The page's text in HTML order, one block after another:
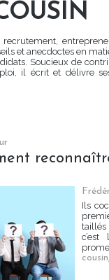
recrutement,
et anecdoctes en
Soucieux de
il écrit et délivre
Ils
taillés
cousin,